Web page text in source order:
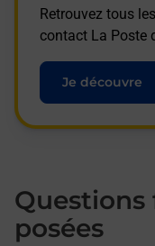
Retrouvez tous
contact La Poste
Je découvre
posées